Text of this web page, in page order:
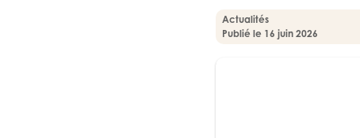
Actualités
Publié le 16 juin 2026